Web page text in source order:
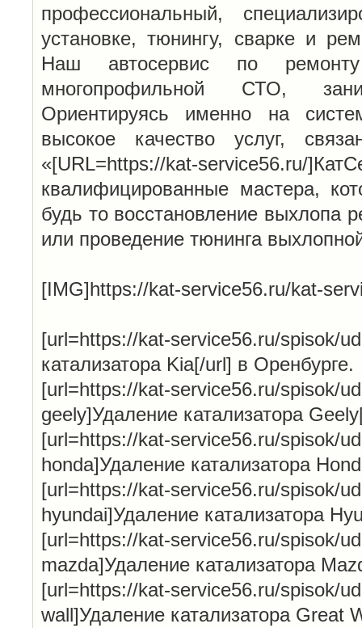
профессиональный,
установке, тюнингу, сварке и
Наш автосервис по
многопрофильной СТО,
Ориентируясь именно на
высокое качество услуг,
«[URL=https://kat-service56.ru/
квалифицированные мастера,
будь то восстановление выхлопа
или проведение тюнинга
[IMG]https://kat-service56.ru/kat-
[url=https://kat-service56.ru/spisok/
катализатора Kia[/url] в Оренбурге.
[url=https://kat-service56.ru/spisok/
geely]Удаление катализатора
[url=https://kat-service56.ru/spisok/
honda]Удаление катализатора
[url=https://kat-service56.ru/spisok/
hyundai]Удаление катализатора
[url=https://kat-service56.ru/spisok/
mazda]Удаление катализатора
[url=https://kat-service56.ru/spisok/
wall]Удаление катализатора Great